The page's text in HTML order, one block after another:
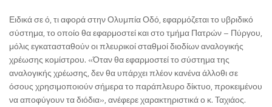
Ειδικά σε ό, τι αφορά στην Ολυμπία Οδό, εφαρμόζεται το υβριδικό
σύστημα, το οποίο θα εφαρμοστεί και στο τμήμα Πατρών – Πύργου,
μόλις εγκατασταθούν οι πλευρικοί σταθμοί διοδίων αναλογικής
χρέωσης κομίστρου. «Όταν θα εφαρμοστεί το σύστημα της
αναλογικής χρέωσης, δεν θα υπάρχει πλέον κανένα άλλοθι σε
όσους χρησιμοποιούν σήμερα το παράπλευρο δίκτυο, προκειμένου
να αποφύγουν τα διόδια», ανέφερε χαρακτηριστικά ο κ. Ταχιάος.